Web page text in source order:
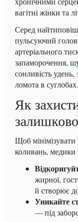
вагітні жінки та
Серед
пульсуючий
артеріального
запаморочення,
сонливість
ломота в суглобах.
Як
Щоб мінімізувати
коливань, медики
жирної,
й створює
Уникайте
— під